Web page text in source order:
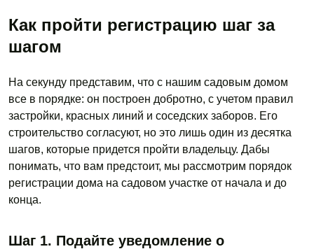
Как пройти регистрацию шаг за
шагом
На секунду представим, что с нашим садовым домом
все в порядке: он построен добротно, с учетом правил
застройки, красных линий и соседских заборов. Его
строительство согласуют, но это лишь один из десятка
шагов, которые придется пройти владельцу. Дабы
понимать, что вам предстоит, мы рассмотрим порядок
регистрации дома на садовом участке от начала и до
конца.
Шаг 1. Подайте уведомление о